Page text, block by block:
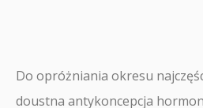
Do opróżniania okresu
doustna antykoncepcja